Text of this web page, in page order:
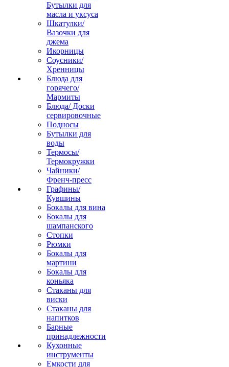
Бутылки для
масла и уксуса
Шкатулки/
Вазочки для
джема
Икорницы
Соусники/
Хренницы
Блюда для
горячего/
Мармиты
Блюда/ Доски
сервировочные
Подносы
Бутылки для
воды
Термосы/
Термокружки
Чайники/
Френч-пресс
Графины/
Кувшины
Бокалы для вина
Бокалы для
шампанского
Стопки
Рюмки
Бокалы для
мартини
Бокалы для
коньяка
Стаканы для
виски
Стаканы для
напитков
Барные
принадлежности
Кухонные
инструменты
Емкости для